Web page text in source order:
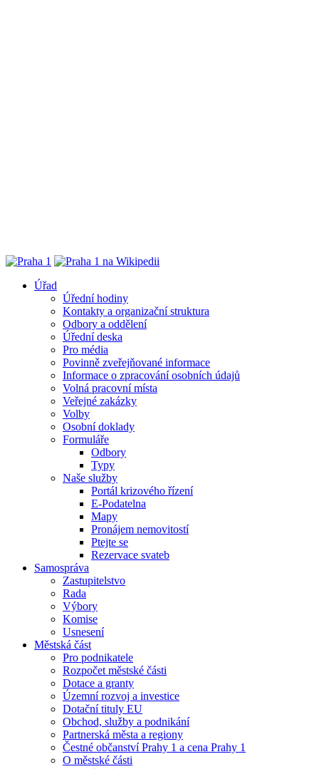
Úřad
Úřední hodiny
Kontakty a organizační struktura
Odbory a oddělení
Úřední deska
Pro média
Povinně zveřejňované informace
Informace o zpracování osobních údajů
Volná pracovní místa
Veřejné zakázky
Volby
Osobní doklady
Formuláře
Odbory
Typy
Naše služby
Portál krizového řízení
E-Podatelna
Mapy
Pronájem nemovitostí
Ptejte se
Rezervace svateb
Samospráva
Zastupitelstvo
Rada
Výbory
Komise
Usnesení
Městská část
Pro podnikatele
Rozpočet městské části
Dotace a granty
Územní rozvoj a investice
Dotační tituly EU
Obchod, služby a podnikání
Partnerská města a regiony
Čestné občanství Prahy 1 a cena Prahy 1
O městské části